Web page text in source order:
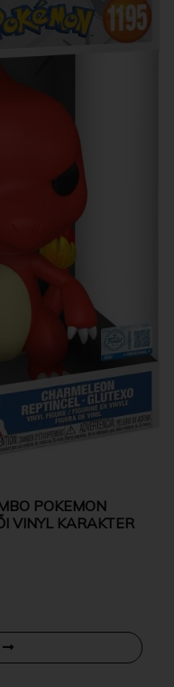
POKEMON
VINYL KARAKTER